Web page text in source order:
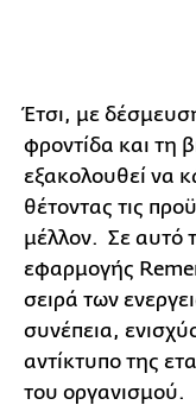
Έτσι, με
φροντίδα και τη
εξακολουθεί να
θέτοντας τις
μέλλον. Σε αυτό
εφαρμογής
σειρά των
συνέπεια,
αντίκτυπο της
του οργανισμού.